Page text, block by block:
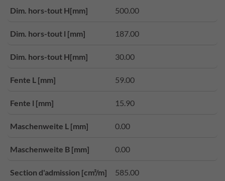
Dim. hors-tout H[mm] 500.00
Dim. hors-tout l [mm] 187.00
Dim. hors-tout H[mm] 30.00
Fente L [mm] 59.00
Fente l [mm] 15.90
Maschenweite L [mm] 0.00
Maschenweite B [mm] 0.00
Section d'admission [cm²/m] 585.00